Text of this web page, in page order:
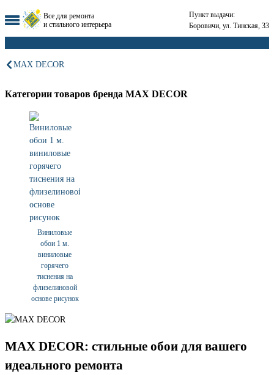
Все для ремонта
и стильного интерьера
Пункт выдачи:
Боровичи, ул. Тинская, 33
MAX DECOR
Категории товаров бренда MAX DECOR
Виниловые
обои 1 м.
виниловые
горячего
тиснения на
флизелиновой
основе рисунок
MAX DECOR: стильные обои для вашего
идеального ремонта